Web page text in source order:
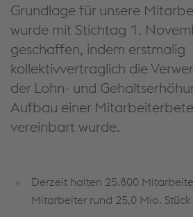
Grundlage für unsere
wurde mit Stichtag 1.
geschaffen, indem erstmalig
kollektivvertraglich die
der Lohn- und
Aufbau einer
vereinbart wurde.
Derzeit halten 25.800
Mitarbeiter rund 25,0 Mio.